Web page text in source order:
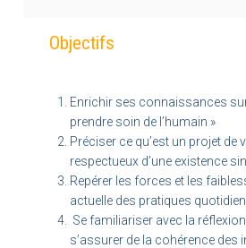
Objectifs
Enrichir ses connaissances
prendre soin de l’humain »
Préciser ce qu’est un projet de
respectueux d’une existence
Repérer les forces et les
actuelle des pratiques
Se familiariser avec la
s’assurer de la cohérence des